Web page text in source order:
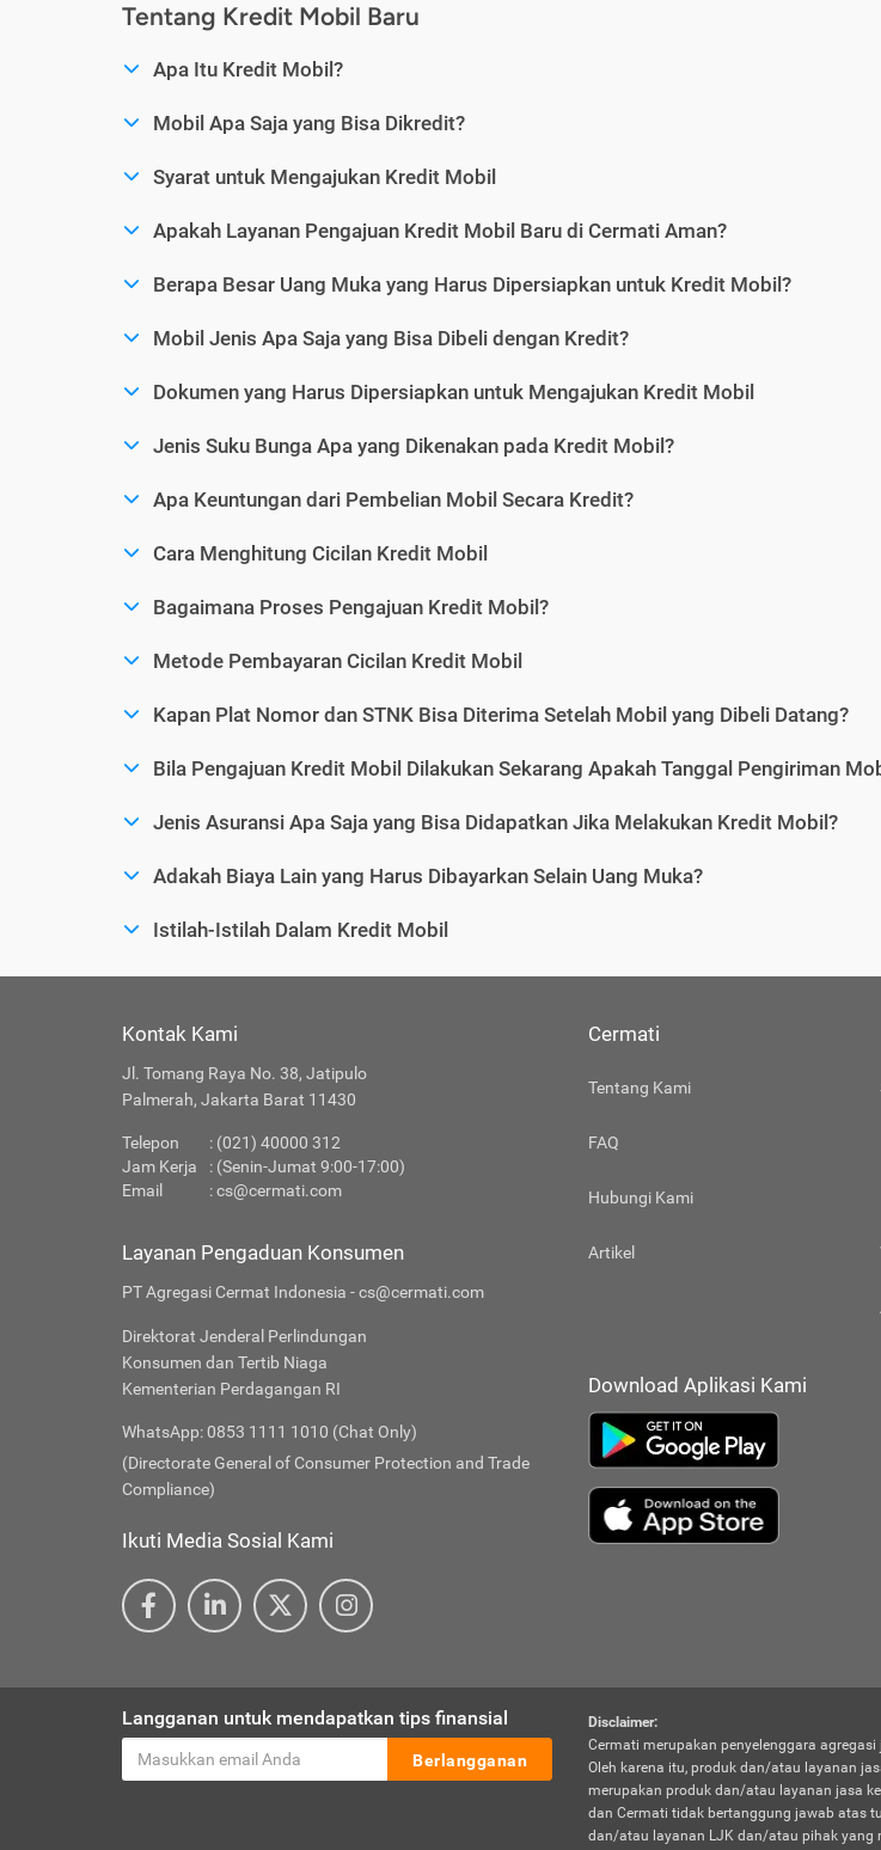
Tentang Kredit Mobil Baru
Apa Itu Kredit Mobil?
Mobil Apa Saja yang Bisa Dikredit?
Syarat untuk Mengajukan Kredit Mobil
Apakah Layanan Pengajuan Kredit Mobil Baru di Cermati Aman?
Berapa Besar Uang Muka yang Harus Dipersiapkan untuk Kredit Mobil?
Mobil Jenis Apa Saja yang Bisa Dibeli dengan Kredit?
Dokumen yang Harus Dipersiapkan untuk Mengajukan Kredit Mobil
Jenis Suku Bunga Apa yang Dikenakan pada Kredit Mobil?
Apa Keuntungan dari Pembelian Mobil Secara Kredit?
Cara Menghitung Cicilan Kredit Mobil
Bagaimana Proses Pengajuan Kredit Mobil?
Metode Pembayaran Cicilan Kredit Mobil
Kapan Plat Nomor dan STNK Bisa Diterima Setelah Mobil yang Dibeli Datang?
Bila Pengajuan Kredit Mobil Dilakukan Sekarang Apakah Tanggal Pengiriman
Jenis Asuransi Apa Saja yang Bisa Didapatkan Jika Melakukan Kredit Mobil?
Adakah Biaya Lain yang Harus Dibayarkan Selain Uang Muka?
Istilah-Istilah Dalam Kredit Mobil
Kontak Kami
Jl. Tomang Raya No. 38, Jatipulo
Palmerah, Jakarta Barat 11430
Telepon
: (021) 40000 312
Jam Kerja
: (Senin-Jumat 9:00-17:00)
Email
:cs@cermati.com
Layanan Pengaduan Konsumen
PT Agregasi Cermat Indonesia - cs@cermati.com
Direktorat Jenderal Perlindungan
Konsumen dan Tertib Niaga
Kementerian Perdagangan RI
WhatsApp: 0853 1111 1010 (Chat Only)
(Directorate General of Consumer Protection and Trade
Compliance)
Ikuti Media Sosial Kami
Cermati
Tentang Kami
FAQ
Hubungi Kami
Artikel
Download Aplikasi Kami
Langganan untuk mendapatkan tips finansial
Berlangganan
Disclaimer:
Cermati merupakan penyelenggara
Oleh karena itu, produk dan/atau layanan
merupakan produk dan/atau layanan jasa
dan Cermati tidak bertanggung jawab atas
dan/atau layanan LJK dan/atau pihak yang